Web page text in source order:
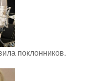
поклонников.